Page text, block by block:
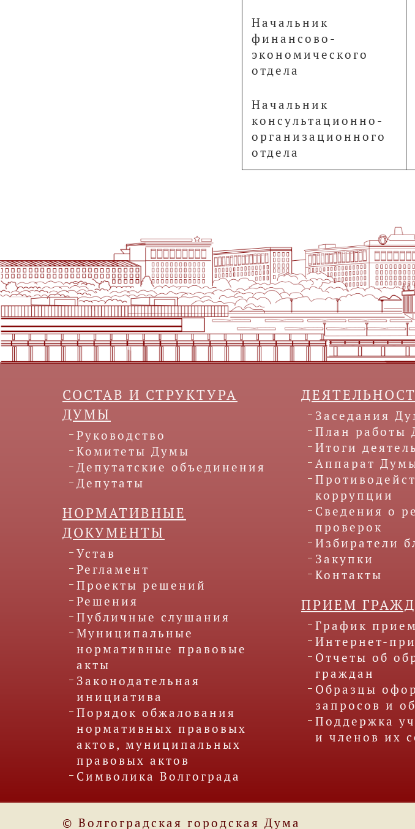
Начальник
финансово-
экономического
отдела
Начальник
консультационно-
организационного
отдела
СОСТАВ И СТРУКТУРА
ДУМЫ
Руководство
Комитеты Думы
Депутатские объединения
Депутаты
НОРМАТИВНЫЕ
ДОКУМЕНТЫ
Устав
Регламент
Проекты решений
Решения
Публичные слушания
Муниципальные
нормативные правовые
акты
Законодательная
инициатива
Порядок обжалования
нормативных правовых
актов, муниципальных
правовых актов
Символика Волгограда
Заседания
План работы
Итоги
Аппарат
коррупции
Сведения о
проверок
Избиратели
Закупки
Контакты
ПРИЕМ
График
Интернет-
Отчеты об
граждан
Образцы
запросов и
Поддержка
и членов их
© Волгоградская городская Дума